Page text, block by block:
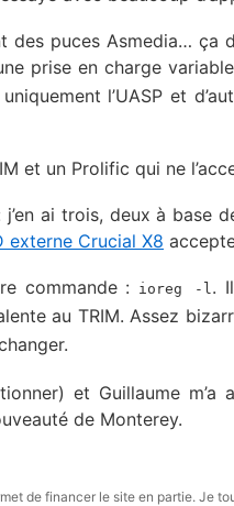
puces Asmedia… ça
prise en charge
l’UASP et
et un Prolific qui ne
ai trois, deux à base
externe Crucial X8
commande : ioreg -l.
au TRIM. Assez
et Guillaume
de Monterey.
de financer le site en partie. Je